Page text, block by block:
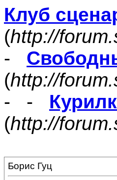
Клуб
(http://
-
(http://
- -
(http://
Борис Гуц